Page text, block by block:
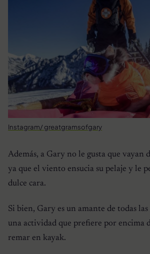
Instagram/ greatgramsofgary
Además, a Gary no le gusta que vayan
ya que el viento ensucia su pelaje y le
dulce cara.
Si bien, Gary es un amante de todas
una actividad que prefiere por encima
remar en kayak.